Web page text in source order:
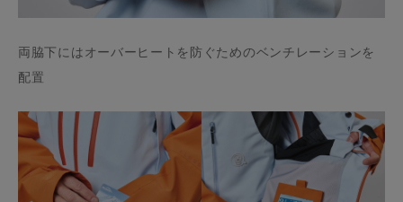
両脇下にはオーバーヒートを防ぐためのベンチレーションを
配置